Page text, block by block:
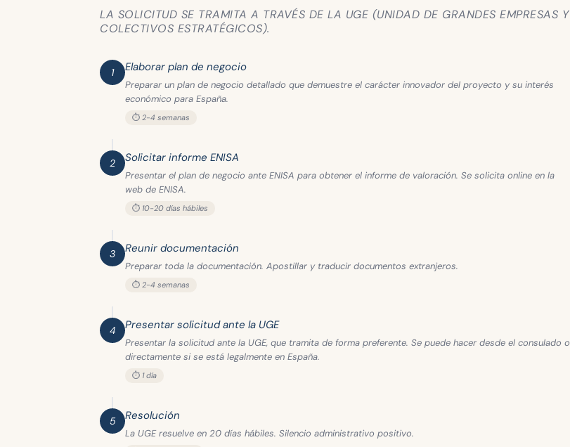
LA SOLICITUD SE TRAMITA A TRAVÉS DE LA UGE (UNIDAD DE GRANDES EMPRESAS Y
COLECTIVOS ESTRATÉGICOS).
1 Elaborar plan de negocio
Preparar un plan de negocio detallado que demuestre el carácter innovador del proyecto y su interés
económico para España.
⏱️ 2-4 semanas
2 Solicitar informe ENISA
Presentar el plan de negocio ante ENISA para obtener el informe de valoración. Se solicita online en la
web de ENISA.
⏱️ 10-20 días hábiles
3 Reunir documentación
Preparar toda la documentación. Apostillar y traducir documentos extranjeros.
⏱️ 2-4 semanas
4 Presentar solicitud ante la UGE
Presentar la solicitud ante la UGE, que tramita de forma preferente. Se puede hacer desde el consulado o
directamente si se está legalmente en España.
⏱️ 1 día
5 Resolución
La UGE resuelve en 20 días hábiles. Silencio administrativo positivo.